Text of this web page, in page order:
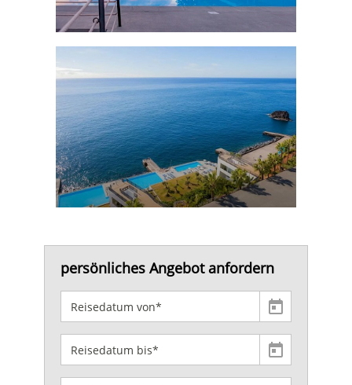
persönliches Angebot anfordern